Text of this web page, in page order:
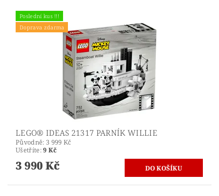
Poslední kus !!!
Doprava zdarma
LEGO® IDEAS 21317 PARNÍK WILLIE
Původně: 3 999 Kč
Ušetříte:9 Kč
3 990 Kč